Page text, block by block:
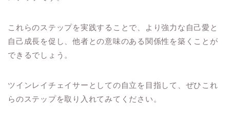
これらのステップを実践することで、より強力な自己愛と
自己成長を促し、他者との意味のある関係性を築くことが
できるでしょう。
ツインレイチェイサーとしての自立を目指して、ぜひこれ
らのステップを取り入れてみてください。